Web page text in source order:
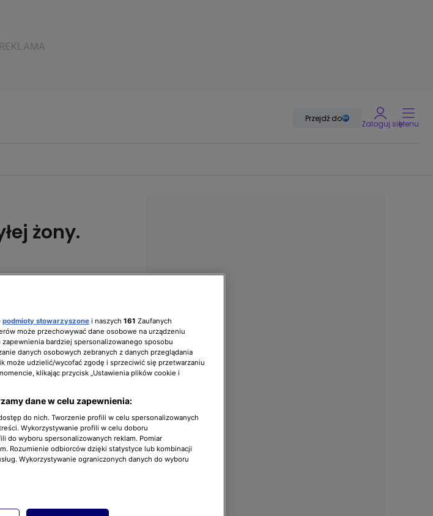
Przejdź do
Zaloguj sięMenu
żony.
podmioty stowarzyszone i naszych 161 Zaufanych
może przechowywać dane osobowe na urządzeniu
bardziej spersonalizowanego sposobu
danych osobowych zebranych z danych przeglądania
może udzielić/wycofać zgodę i sprzeciwić się przetwarzaniu
klikając przycisk „Ustawienia plików cookie i
dane w celu zapewnienia:
do nich. Tworzenie profili w celu spersonalizowanych
Wykorzystywanie profili w celu doboru
do wyboru spersonalizowanych reklam. Pomiar
Rozumienie odbiorców dzięki statystyce lub kombinacji
Wykorzystywanie ograniczonych danych do wyboru